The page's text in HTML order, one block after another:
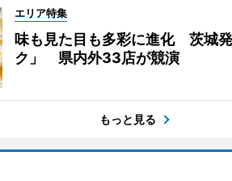
エリア特集
味も見た目も多彩に進化 茨城
ク」 県内外33店が競演
もっと見る